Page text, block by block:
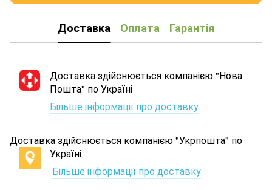
Доставка Оплата Гарантія
Доставка здійснюється компанією "Нова
Пошта" по Україні
Більше інформації про доставку
Доставка здійснюється компанією "Укрпошта" по
Україні
Більше інформації про доставку